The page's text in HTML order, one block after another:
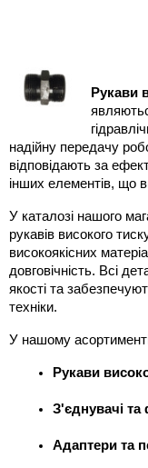
Рукави
надійну передачу
відповідають за
інших елементів, що
У каталозі нашого
рукавів високого
високоякісних
довговічність. Всі
якості та
техніки.
У нашому
Рукави
З'єднувачі та
Адаптери та